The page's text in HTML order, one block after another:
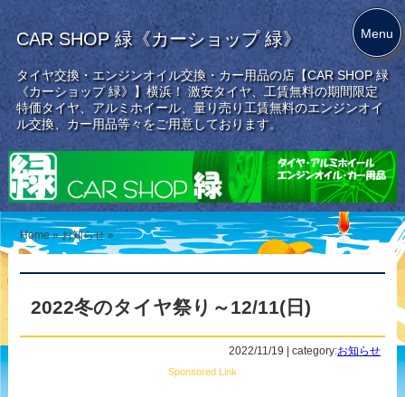
CAR SHOP 緑《カーショップ 緑》
タイヤ交換・エンジンオイル交換・カー用品の店【CAR SHOP 緑
《カーショップ 緑》】横浜！ 激安タイヤ、工賃無料の期間限定
特価タイヤ、アルミホイール、量り売り工賃無料のエンジンオイ
ル交換、カー用品等々をご用意しております。
Home »お知らせ »
2022冬のタイヤ祭り～12/11(日)
2022/11/19 | category:お知らせ
Sponsored Link
Menu